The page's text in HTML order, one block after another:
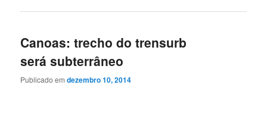
Canoas: trecho do trensurb
será subterrâneo
Publicado emdezembro 10, 2014